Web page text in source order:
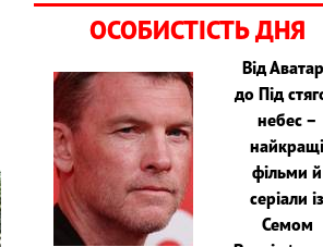
ОСОБИСТІСТЬ ДНЯ
Від
до Під
небес –
найкращі
фільми й
серіали із
Семом